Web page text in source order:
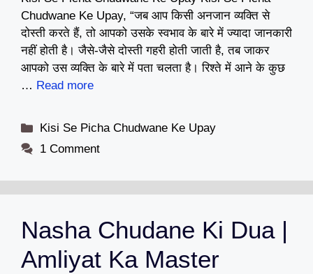
Chudwane Ke Upay, “जब आप किसी अनजान व्यक्ति से
दोस्ती करते हैं, तो आपको उसके स्वभाव के बारे में ज्यादा जानकारी
नहीं होती है। जैसे-जैसे दोस्ती गहरी होती जाती है, तब जाकर
आपको उस व्यक्ति के बारे में पता चलता है। रिश्ते में आने के कुछ
… Read more
Categories
Kisi Se Picha Chudwane Ke Upay
1 Comment
Nasha Chudane Ki Dua |
Amliyat Ka Master